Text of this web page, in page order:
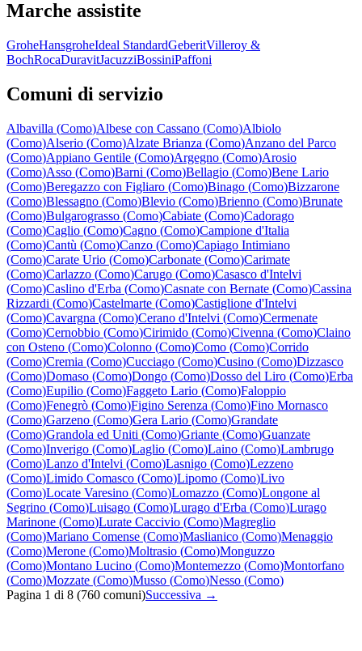
Marche assistite
GroheHansgroheIdeal StandardGeberitVilleroy &
BochRocaDuravitJacuzziBossiniPaffoni
Comuni di servizio
Albavilla (Como)Albese con Cassano (Como)Albiolo
(Como)Alserio (Como)Alzate Brianza (Como)Anzano del Parco
(Como)Appiano Gentile (Como)Argegno (Como)Arosio
(Como)Asso (Como)Barni (Como)Bellagio (Como)Bene Lario
(Como)Beregazzo con Figliaro (Como)Binago (Como)Bizzarone
(Como)Blessagno (Como)Blevio (Como)Brienno (Como)Brunate
(Como)Bulgarograsso (Como)Cabiate (Como)Cadorago
(Como)Caglio (Como)Cagno (Como)Campione d'Italia
(Como)Cantù (Como)Canzo (Como)Capiago Intimiano
(Como)Carate Urio (Como)Carbonate (Como)Carimate
(Como)Carlazzo (Como)Carugo (Como)Casasco d'Intelvi
(Como)Caslino d'Erba (Como)Casnate con Bernate (Como)Cassina
Rizzardi (Como)Castelmarte (Como)Castiglione d'Intelvi
(Como)Cavargna (Como)Cerano d'Intelvi (Como)Cermenate
(Como)Cernobbio (Como)Cirimido (Como)Civenna (Como)Claino
con Osteno (Como)Colonno (Como)Como (Como)Corrido
(Como)Cremia (Como)Cucciago (Como)Cusino (Como)Dizzasco
(Como)Domaso (Como)Dongo (Como)Dosso del Liro (Como)Erba
(Como)Eupilio (Como)Faggeto Lario (Como)Faloppio
(Como)Fenegrò (Como)Figino Serenza (Como)Fino Mornasco
(Como)Garzeno (Como)Gera Lario (Como)Grandate
(Como)Grandola ed Uniti (Como)Griante (Como)Guanzate
(Como)Inverigo (Como)Laglio (Como)Laino (Como)Lambrugo
(Como)Lanzo d'Intelvi (Como)Lasnigo (Como)Lezzeno
(Como)Limido Comasco (Como)Lipomo (Como)Livo
(Como)Locate Varesino (Como)Lomazzo (Como)Longone al
Segrino (Como)Luisago (Como)Lurago d'Erba (Como)Lurago
Marinone (Como)Lurate Caccivio (Como)Magreglio
(Como)Mariano Comense (Como)Maslianico (Como)Menaggio
(Como)Merone (Como)Moltrasio (Como)Monguzzo
(Como)Montano Lucino (Como)Montemezzo (Como)Montorfano
(Como)Mozzate (Como)Musso (Como)Nesso (Como)
Pagina 1 di 8 (760 comuni)Successiva →